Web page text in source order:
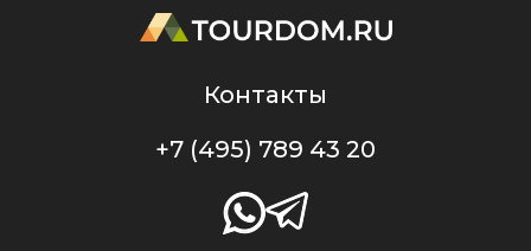
Контакты
+7 (495) 789 43 20